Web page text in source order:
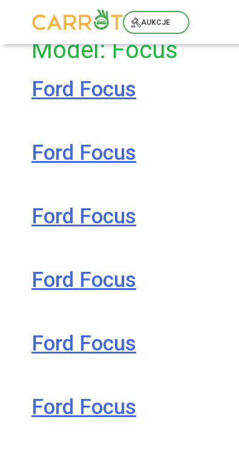
AUKCJE
Model:Focus
Ford Focus
Ford Focus
Ford Focus
Ford Focus
Ford Focus
Ford Focus